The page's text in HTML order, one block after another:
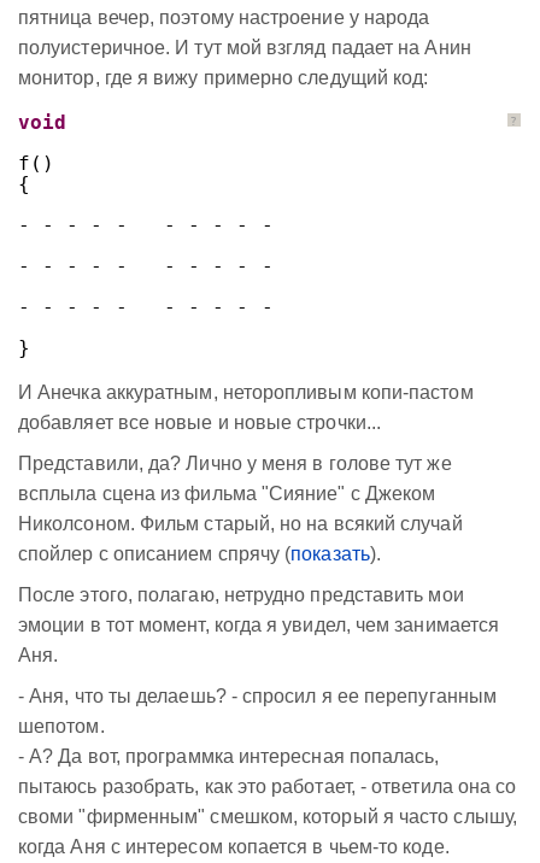
пятница вечер, поэтому настроение у народа
полуистеричное. И тут мой взгляд падает на Анин
монитор, где я вижу примерно следущий код:
?
void
f()
{
- - - - -   - - - - -
- - - - -   - - - - -
- - - - -   - - - - -
}
И Анечка аккуратным, неторопливым копи-пастом
добавляет все новые и новые строчки...
Представили, да? Лично у меня в голове тут же
всплыла сцена из фильма "Сияние" с Джеком
Николсоном. Фильм старый, но на всякий случай
спойлер с описанием спрячу (показать).
После этого, полагаю, нетрудно представить мои
эмоции в тот момент, когда я увидел, чем занимается
Аня.
- Аня, что ты делаешь? - спросил я ее перепуганным
шепотом.
- А? Да вот, программка интересная попалась,
пытаюсь разобрать, как это работает, - ответила она со
своми "фирменным" смешком, который я часто слышу,
когда Аня с интересом копается в чьем-то коде.